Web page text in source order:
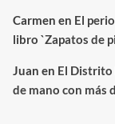
Carmen en El
libro `Zapatos de
Juan en El Distrito
de mano con más